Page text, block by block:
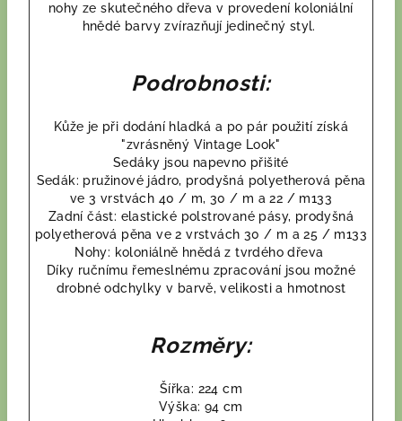
nohy ze skutečného dřeva v provedení koloniální
hnědé barvy zvírazňují jedinečný styl.
Podrobnosti:
Kůže je při dodání hladká a po pár použití získá
"zvrásněný Vintage Look"
Sedáky jsou napevno přišité
Sedák: pružinové jádro, prodyšná polyetherová pěna
ve 3 vrstvách 40 / m, 30 / m a 22 / m133
Zadní část: elastické polstrované pásy, prodyšná
polyetherová pěna ve 2 vrstvách 30 / m a 25 / m133
Nohy: koloniálně hnědá z tvrdého dřeva
Díky ručnímu řemeslnému zpracování jsou možné
drobné odchylky v barvě, velikosti a hmotnost
Rozměry:
Šířka: 224 cm
Výška: 94 cm